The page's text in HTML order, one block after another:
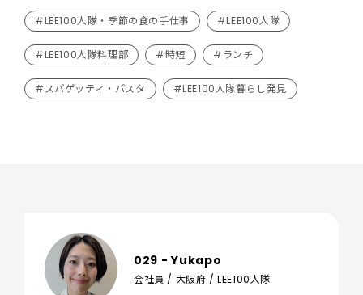
#LEE100人隊・季節の食の手仕事 #LEE100人隊
#LEE100人隊料理部 #時短 #ランチ
#スパゲッティ・パスタ #LEE100人隊暮らし発見
029 - Yukapo
会社員 / 大阪府 / LEE100人隊